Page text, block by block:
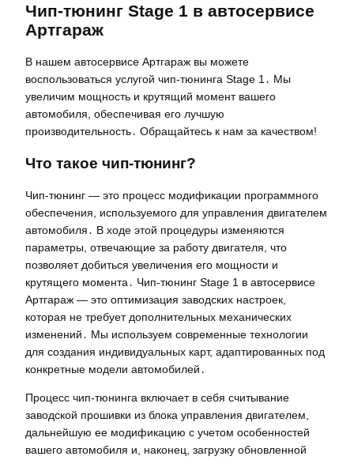
Чип-тюнинг Stage 1 в автосервисе
Артгараж
В нашем автосервисе Артгараж вы можете
воспользоваться услугой чип-тюнинга Stage 1․ Мы
увеличим мощность и крутящий момент вашего
автомобиля, обеспечивая его лучшую
производительность․ Обращайтесь к нам за качеством!
Что такое чип-тюнинг?
Чип-тюнинг — это процесс модификации программного
обеспечения, используемого для управления двигателем
автомобиля․ В ходе этой процедуры изменяются
параметры, отвечающие за работу двигателя, что
позволяет добиться увеличения его мощности и
крутящего момента․ Чип-тюнинг Stage 1 в автосервисе
Артгараж — это оптимизация заводских настроек,
которая не требует дополнительных механических
изменений․ Мы используем современные технологии
для создания индивидуальных карт, адаптированных под
конкретные модели автомобилей․
Процесс чип-тюнинга включает в себя считывание
заводской прошивки из блока управления двигателем,
дальнейшую ее модификацию с учетом особенностей
вашего автомобиля и, наконец, загрузку обновленной